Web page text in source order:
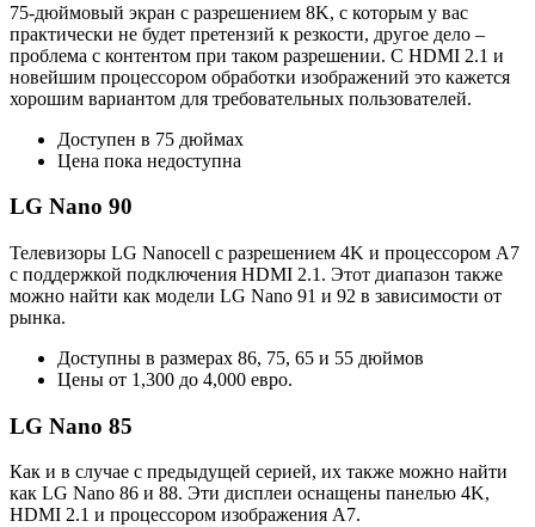
75-дюймовый экран с разрешением 8K, с которым у вас
практически не будет претензий к резкости, другое дело –
проблема с контентом при таком разрешении. С HDMI 2.1 и
новейшим процессором обработки изображений это кажется
хорошим вариантом для требовательных пользователей.
Доступен в 75 дюймах
Цена пока недоступна
LG Nano 90
Телевизоры LG Nanocell с разрешением 4K и процессором A7
с поддержкой подключения HDMI 2.1. Этот диапазон также
можно найти как модели LG Nano 91 и 92 в зависимости от
рынка.
Доступны в размерах 86, 75, 65 и 55 дюймов
Цены от 1,300 до 4,000 евро.
LG Nano 85
Как и в случае с предыдущей серией, их также можно найти
как LG Nano 86 и 88. Эти дисплеи оснащены панелью 4K,
HDMI 2.1 и процессором изображения A7.